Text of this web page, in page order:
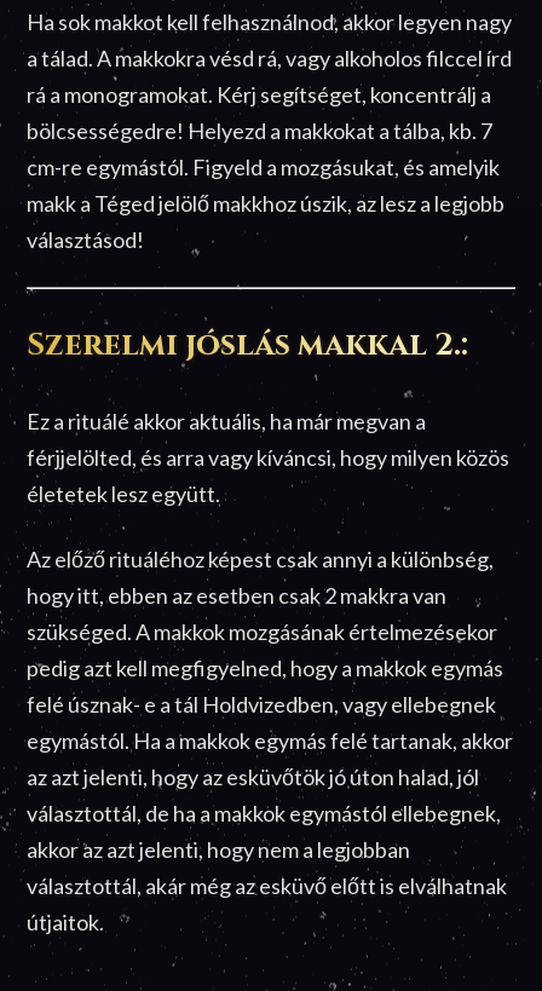
Ha sok makkot kell felhasználnod, akkor legyen nagy
a tálad. A makkokra vésd rá, vagy alkoholos filccel írd
rá a monogramokat. Kérj segítséget, koncentrálj a
bölcsességedre! Helyezd a makkokat a tálba, kb. 7
cm-re egymástól. Figyeld a mozgásukat, és amelyik
makk a Téged jelölő makkhoz úszik, az lesz a legjobb
választásod!
Szerelmi jóslás makkal 2.:
Ez a rituálé akkor aktuális, ha már megvan a
férjjelölted, és arra vagy kíváncsi, hogy milyen közös
életetek lesz együtt.
Az előző rituáléhoz képest csak annyi a különbség,
hogy itt, ebben az esetben csak 2 makkra van
szükséged. A makkok mozgásának értelmezésekor
pedig azt kell megfigyelned, hogy a makkok egymás
felé úsznak- e a tál Holdvizedben, vagy ellebegnek
egymástól. Ha a makkok egymás felé tartanak, akkor
az azt jelenti, hogy az esküvőtök jó úton halad, jól
választottál, de ha a makkok egymástól ellebegnek,
akkor az azt jelenti, hogy nem a legjobban
választottál, akár még az esküvő előtt is elválhatnak
útjaitok.